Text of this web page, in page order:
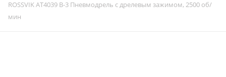
ROSSVIK AT4039 B-3 Пневмодрель с дрелевым зажимом, 2500 об/
мин